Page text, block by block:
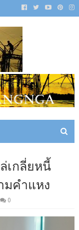
เกลี่ยหนี้
มคำแหง
0